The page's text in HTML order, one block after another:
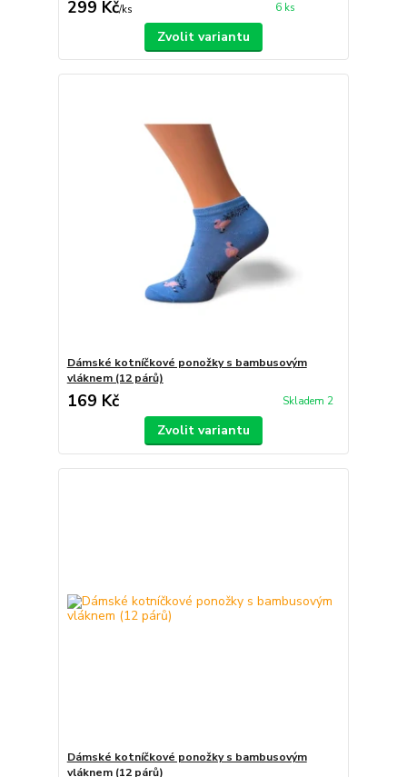
299 Kč/ks
6 ks
Zvolit variantu
Dámské kotníčkové ponožky s bambusovým
vláknem (12 párů)
169 Kč Skladem 2
Zvolit variantu
Dámské kotníčkové ponožky s bambusovým
vláknem (12 párů)